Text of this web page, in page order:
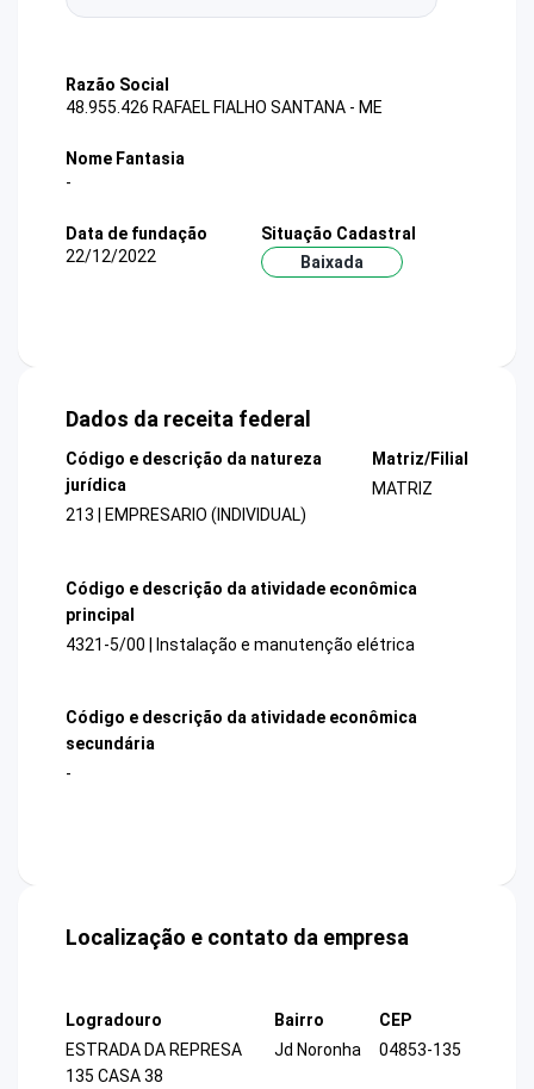
Razão Social
48.955.426 RAFAEL FIALHO SANTANA - ME
Nome Fantasia
-
Data de fundação
22/12/2022
Situação Cadastral
Baixada
Dados da receita federal
Código e descrição da natureza
jurídica
213 | EMPRESARIO (INDIVIDUAL)
Matriz/Filial
MATRIZ
Código e descrição da atividade econômica
principal
4321-5/00 | Instalação e manutenção elétrica
Código e descrição da atividade econômica
secundária
-
Localização e contato da empresa
Logradouro
ESTRADA DA REPRESA
135 CASA 38
Bairro
Jd Noronha
CEP
04853-135